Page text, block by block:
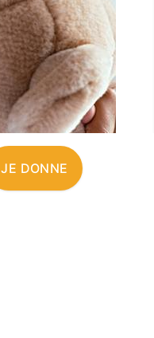
JE DONNE